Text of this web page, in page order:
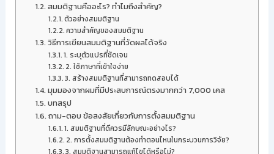
สมมติฐานคืออะไร? ทำไมถึงสำคัญ?
ตัวอย่างสมมติฐาน
ความสำคัญของสมมติฐาน
วิธีการเขียนสมมติฐานที่วัดผลได้จริง
1. ระบุตัวแปรที่ชัดเจน
2. ใช้ภาษาที่เข้าใจง่าย
3. สร้างสมมติฐานที่สามารถทดสอบได้
มุมมองจากผมที่มีประสบการณ์ตรงมากกว่า 7,000 เคส
บทสรุป
ถาม-ตอบ ข้อสงสัยเกี่ยวกับการตั้งสมมติฐาน
1. สมมติฐานที่ดีควรมีลักษณะอย่างไร?
2. การตั้งสมมติฐานต้องทำตอนไหนในกระบวนการวิจัย?
3. สมมติฐานสามารถแก้ไขได้หรือไม่?